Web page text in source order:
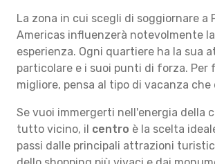
La zona in cui scegli di soggiornare a
Americas influenzerà notevolmente
esperienza. Ogni quartiere ha la sua
particolare e i suoi punti di forza. Per
migliore, pensa al tipo di vacanza che
Se vuoi immergerti nell'energia della
tutto vicino, il centro è la scelta
passi dalle principali attrazioni